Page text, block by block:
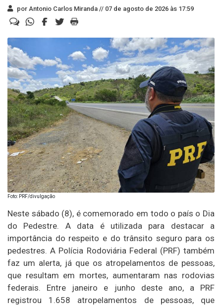
por Antonio Carlos Miranda // 07 de agosto de 2026 às 17:59
Foto: PRF/divulgação
Neste sábado (8), é comemorado em todo o país o Dia
do Pedestre. A data é utilizada para destacar a
importância do respeito e do trânsito seguro para os
pedestres. A Polícia Rodoviária Federal (PRF) também
faz um alerta, já que os atropelamentos de pessoas,
que resultam em mortes, aumentaram nas rodovias
federais. Entre janeiro e junho deste ano, a PRF
registrou 1.658 atropelamentos de pessoas, que